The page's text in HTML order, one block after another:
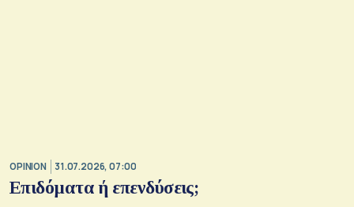
OPINION 31.07.2026, 07:00
Επιδόματα ή επενδύσεις;